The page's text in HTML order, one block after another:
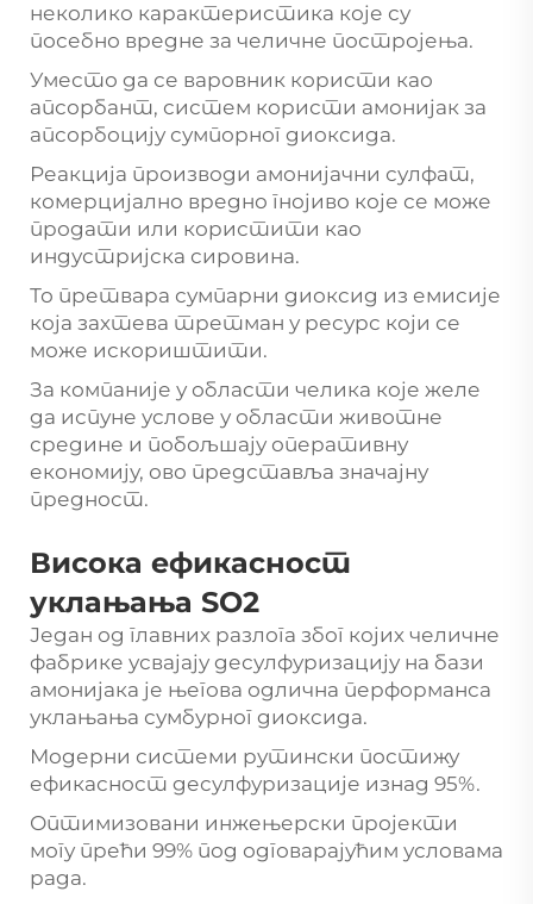
неколико карактеристика које су
посебно вредне за челичне постројења.
Уместо да се варовник користи као
апсорбант, систем користи амонијак за
апсорбоцију сумпорног диоксида.
Реакција производи амонијачни сулфат,
комерцијално вредно гнојиво које се може
продати или користити као
индустријска сировина.
То претвара сумпарни диоксид из емисије
која захтева третман у ресурс који се
може искориштити.
За компаније у области челика које желе
да испуне услове у области животне
средине и побољшају оперативну
економију, ово представља значајну
предност.
Висока ефикасност
уклањања SO2
Један од главних разлога због којих челичне
фабрике усвајају десулфуризацију на бази
амонијака је његова одлична перформанса
уклањања сумбурног диоксида.
Модерни системи рутински постижу
ефикасност десулфуризације изнад 95%.
Оптимизовани инжењерски пројекти
могу прећи 99% под одговарајућим условама
рада.